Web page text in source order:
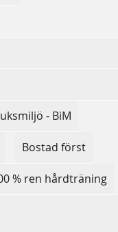
- BiM
Bostad först
% ren hårdträning